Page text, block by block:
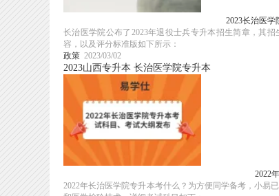
2023长治医学
长治医学院公布了2023年退役士兵专升本招生简章，其
容，以及评分标准版如下所示：
政策 2023/03/02
2023山西专升本 长治医学院专升本
2022
2022年长治医学院专升本考什么？为方便同学备考，小